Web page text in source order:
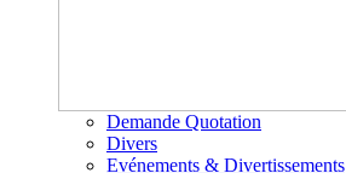
Demande Quotation
Divers
Evénements & Divertissements